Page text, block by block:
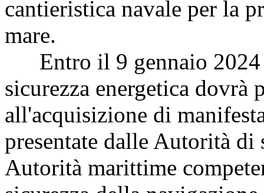
cantieristica navale per la
mare.
Entro il 9 gennaio 2024
sicurezza energetica
all'acquisizione di
presentate dalle Autorità di
Autorità marittime